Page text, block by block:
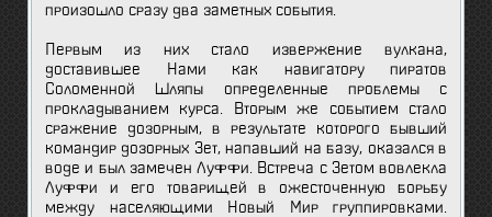
произошло сразу два заметных события.
Первым из них стало извержение вулкана,
доставившее Нами как навигатору пиратов
Соломенной Шляпы определенные проблемы с
прокладыванием курса. Вторым же событием стало
сражение дозорным, в результате которого бывший
командир дозорных Зет, напавший на базу, оказался в
воде и был замечен Луффи. Встреча с Зетом вовлекла
Луффи и его товарищей в ожесточенную борьбу
между населяющими Новый Мир группировками.